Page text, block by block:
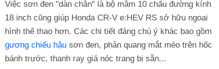
Việc sơn đen "dàn chân" là bộ mâm 10 chấu đường kính
18 inch cũng giúp Honda CR-V e:HEV RS sở hữu ngoại
hình thể thao hơn. Các chi tiết đáng chú ý khác bao gồm
gương chiếu hậu sơn đen, phản quang mắt mèo trên hốc
bánh trước, thanh ray giá nóc trang bị sẵn...